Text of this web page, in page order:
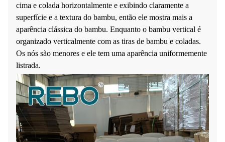
cima e colada horizontalmente e exibindo claramente a
superfície e a textura do bambu, então ele mostra mais a
aparência clássica do bambu. Enquanto o bambu vertical é
organizado verticalmente com as tiras de bambu e coladas.
Os nós são menores e ele tem uma aparência uniformemente
listrada.